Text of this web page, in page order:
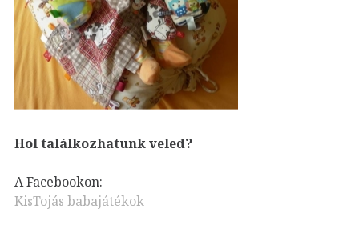
Hol találkozhatunk veled?
A Facebookon:
KisTojás babajátékok